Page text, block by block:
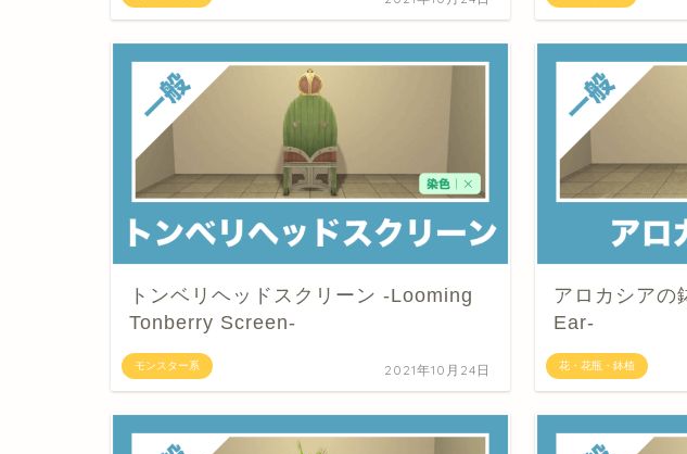
モンスター系
トンベリヘッドスクリーン -Looming
Tonberry Screen-
2021年10月24日 花・花瓶・鉢植
アロカシア
Ear-